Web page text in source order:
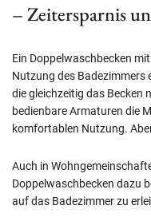
– Zeitersparnis
Ein Doppelwaschbecken
Nutzung des Badezimmers
die gleichzeitig das Becken
bedienbare Armaturen die
komfortablen Nutzung.
Auch in
Doppelwaschbecken dazu
auf das Badezimmer zu